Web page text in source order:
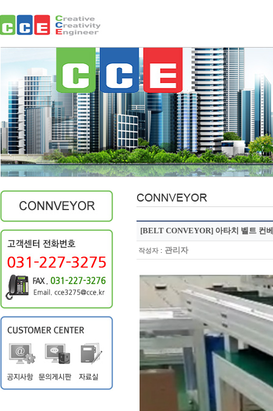
[BELT CONVEYOR] 아타치 벨트 컨
작성자 : 관리자